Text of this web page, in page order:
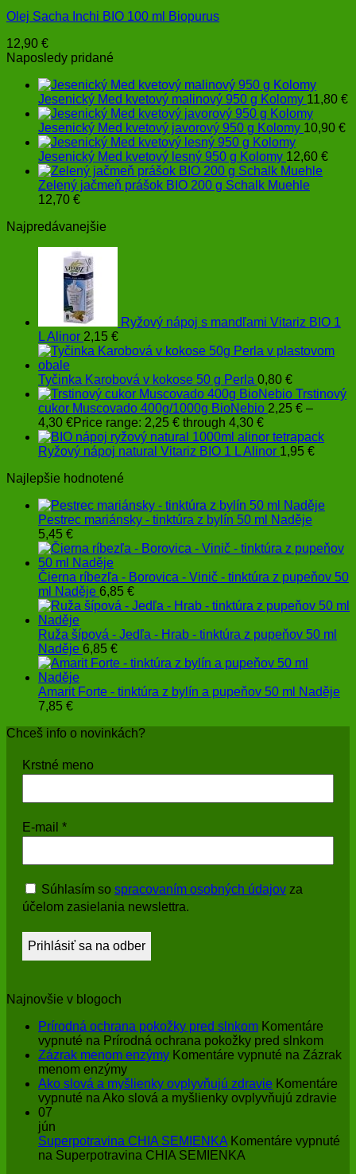
Olej Sacha Inchi BIO 100 ml Biopurus
12,90 €
Naposledy pridané
Jesenický Med kvetový malinový 950 g Kolomy 11,80 €
Jesenický Med kvetový javorový 950 g Kolomy 10,90 €
Jesenický Med kvetový lesný 950 g Kolomy 12,60 €
Zelený jačmeň prášok BIO 200 g Schalk Muehle
12,70 €
Najpredávanejšie
Ryžový nápoj s mandľami Vitariz BIO 1
L Alinor 2,15 €
Tyčinka Karobová v kokose 50 g Perla 0,80 €
Trstinový
cukor Muscovado 400g/1000g BioNebio 2,25 € –
4,30 €Price range: 2,25 € through 4,30 €
Ryžový nápoj natural Vitariz BIO 1 L Alinor 1,95 €
Najlepšie hodnotené
Pestrec mariánsky - tinktúra z bylín 50 ml Naděje
5,45 €
Čierna ríbezľa - Borovica - Vinič - tinktúra z pupeňov 50
ml Naděje 6,85 €
Ruža šípová - Jedľa - Hrab - tinktúra z pupeňov 50 ml
Naděje 6,85 €
Amarit Forte - tinktúra z bylín a pupeňov 50 ml Naděje
7,85 €
Chceš info o novinkách?
Krstné meno
E-mail *
Súhlasím so spracovaním osobných údajov za
účelom zasielania newslettra.
Najnovšie v blogoch
Prírodná ochrana pokožky pred slnkom Komentáre
vypnuté na Prírodná ochrana pokožky pred slnkom
Zázrak menom enzýmy Komentáre vypnuté na Zázrak
menom enzýmy
Ako slová a myšlienky ovplyvňujú zdravie Komentáre
vypnuté na Ako slová a myšlienky ovplyvňujú zdravie
07
jún
Superpotravina CHIA SEMIENKA Komentáre vypnuté
na Superpotravina CHIA SEMIENKA